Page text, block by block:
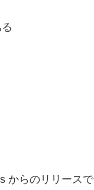
からのリリースで